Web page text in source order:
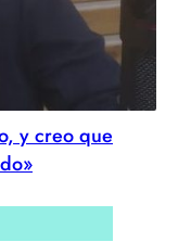
y creo que